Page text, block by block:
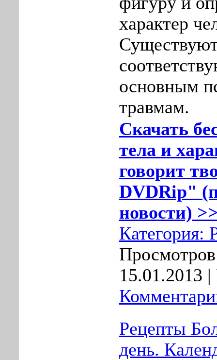
характер
основным
травмам.
Скачать
тела и
говорит
DVDRip"
новости)
Категория:
15.01.2013 |
Рецепты
день.